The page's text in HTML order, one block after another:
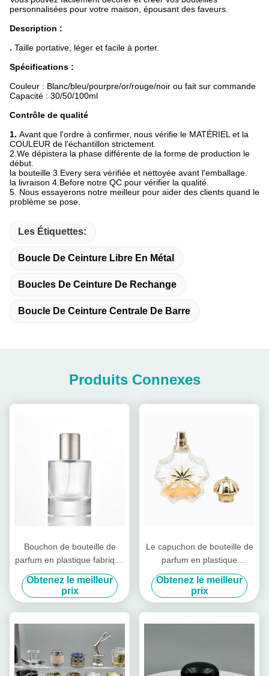
personnalisées pour votre maison, épousant des faveurs.
Description :
. Taille portative, léger et facile à porter.
Spécifications :
Couleur : Blanc/bleu/pourpre/or/rouge/noir ou fait sur commande
Capacité : 30/50/100ml
Contrôle de qualité
1. Avant que l'ordre à confirmer, nous vérifie le MATÉRIEL et la
COULEUR de l'échantillon strictement.
2.We dépistera la phase différente de la forme de production le
début.
la bouteille 3.Every sera vérifiée et nettoyée avant l'emballage.
la livraison 4.Before notre QC pour vérifier la qualité.
5. Nous essayerons notre meilleur pour aider des clients quand le
problème se pose.
Les Étiquettes:
Boucle De Ceinture Libre En Métal
Boucles De Ceinture De Rechange
Boucle De Ceinture Centrale De Barre
Produits Connexes
Bouchon de bouteille de
parfum en plastique fabriqué
à partir de matériaux
permettant de fermer et
d'améliorer l'aspect général
de l'emballage de parfum
Obtenez le meilleur
prix
Le capuchon de bouteille de
parfum en plastique
écologique est fabriqué à
partir de matériaux
recyclables, idéal pour des
solutions d'emballage
cosmétique durable
Obtenez le meilleur
prix